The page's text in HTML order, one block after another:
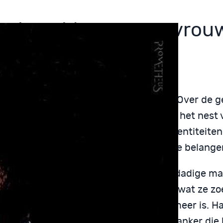
de gekte van een
Noenka wordt in het boek ‘Over de
op het moment dat zij als lerares het nest
gezogen die vibreert van
agressie en persoonlijke
dagen scheidt zij van haar gewelddadige
ze verhoudingen die haar niet bieden wat ze
haar geroddeld tot zij niet veilig meer is.